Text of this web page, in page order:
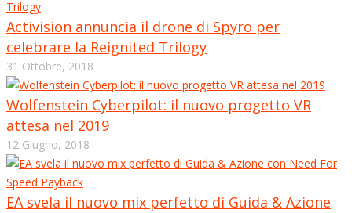
Activision annuncia il drone di Spyro per
celebrare la Reignited Trilogy
31 Ottobre, 2018
Wolfenstein Cyberpilot: il nuovo progetto VR
attesa nel 2019
12 Giugno, 2018
EA svela il nuovo mix perfetto di Guida & Azione